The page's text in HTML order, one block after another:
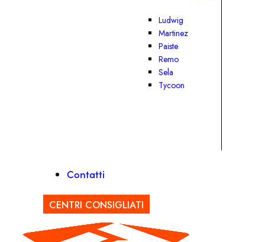
Ludwig
Martinez
Paiste
Remo
Sela
Tycoon
Contatti
CENTRI CONSIGLIATI